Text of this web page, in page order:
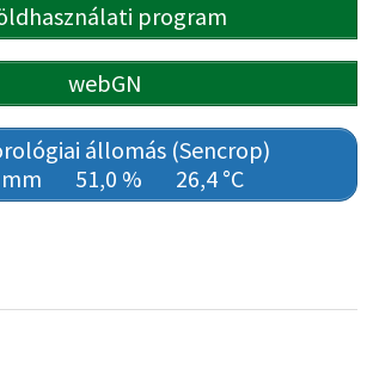
program
webGN
állomás (Sencrop)
mm
51,0 % 26,4 °C